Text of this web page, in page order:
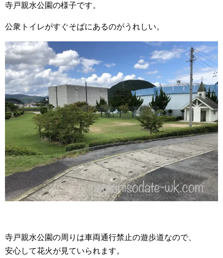
寺戸親水公園の様子です。
公衆トイレがすぐそばにあるのがうれしい。
寺戸親水公園の周りは車両通行禁止の遊歩道なので、
安心して花火が見ていられます。